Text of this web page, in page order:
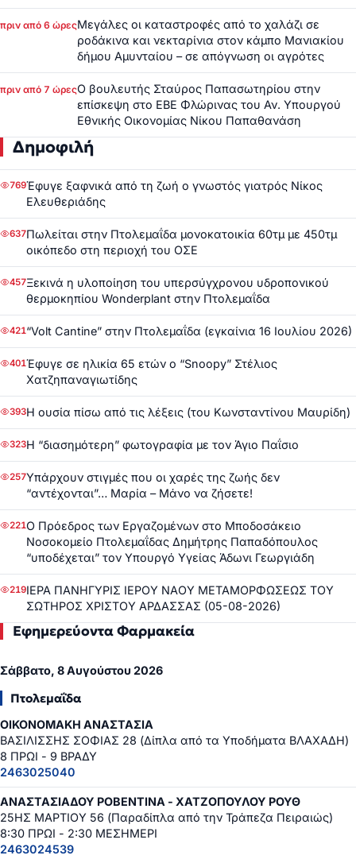
πριν από 6 ώρεςΜεγάλες οι καταστροφές από το χαλάζι σε
ροδάκινα και νεκταρίνια στον κάμπο Μανιακίου
δήμου Αμυνταίου – σε απόγνωση οι αγρότες
πριν από 7 ώρεςΟ βουλευτής Σταύρος Παπασωτηρίου στην
επίσκεψη στο ΕΒΕ Φλώρινας του Αν. Υπουργού
Εθνικής Οικονομίας Νίκου Παπαθανάση
Δημοφιλή
769Έφυγε ξαφνικά από τη ζωή ο γνωστός γιατρός Νίκος
Ελευθεριάδης
637Πωλείται στην Πτολεμαΐδα μονοκατοικία 60τμ με 450τμ
οικόπεδο στη περιοχή του ΟΣΕ
457Ξεκινά η υλοποίηση του υπερσύγχρονου υδροπονικού
θερμοκηπίου Wonderplant στην Πτολεμαΐδα
421“Volt Cantine” στην Πτολεμαΐδα (εγκαίνια 16 Ιουλίου 2026)
401Έφυγε σε ηλικία 65 ετών ο “Snoopy” Στέλιος
Χατζηπαναγιωτίδης
393Η ουσία πίσω από τις λέξεις (του Κωνσταντίνου Μαυρίδη)
323Η “διασημότερη” φωτογραφία με τον Άγιο Παΐσιο
257Υπάρχουν στιγμές που οι χαρές της ζωής δεν
“αντέχονται”… Μαρία – Μάνο να ζήσετε!
221Ο Πρόεδρος των Εργαζομένων στο Μποδοσάκειο
Νοσοκομείο Πτολεμαΐδας Δημήτρης Παπαδόπουλος
“υποδέχεται” τον Υπουργό Υγείας Άδωνι Γεωργιάδη
219ΙΕΡΑ ΠΑΝΗΓΥΡΙΣ ΙΕΡΟΥ ΝΑΟΥ ΜΕΤΑΜΟΡΦΩΣΕΩΣ ΤΟΥ
ΣΩΤΗΡΟΣ ΧΡΙΣΤΟΥ ΑΡΔΑΣΣΑΣ (05-08-2026)
Εφημερεύοντα Φαρμακεία
Σάββατο, 8 Αυγούστου 2026
Πτολεμαΐδα
ΟΙΚΟΝΟΜΑΚΗ ΑΝΑΣΤΑΣΙΑ
ΒΑΣΙΛΙΣΣΗΣ ΣΟΦΙΑΣ 28 (Δίπλα από τα Υποδήματα ΒΛΑΧΑΔΗ)
8 ΠΡΩΙ - 9 ΒΡΑΔΥ
2463025040
ΑΝΑΣΤΑΣΙΑΔΟΥ ΡΟΒΕΝΤΙΝΑ - ΧΑΤΖΟΠΟΥΛΟΥ ΡΟΥΘ
25ΗΣ ΜΑΡΤΙΟΥ 56 (Παραδίπλα από την Τράπεζα Πειραιώς)
8:30 ΠΡΩΙ - 2:30 ΜΕΣΗΜΕΡΙ
2463024539